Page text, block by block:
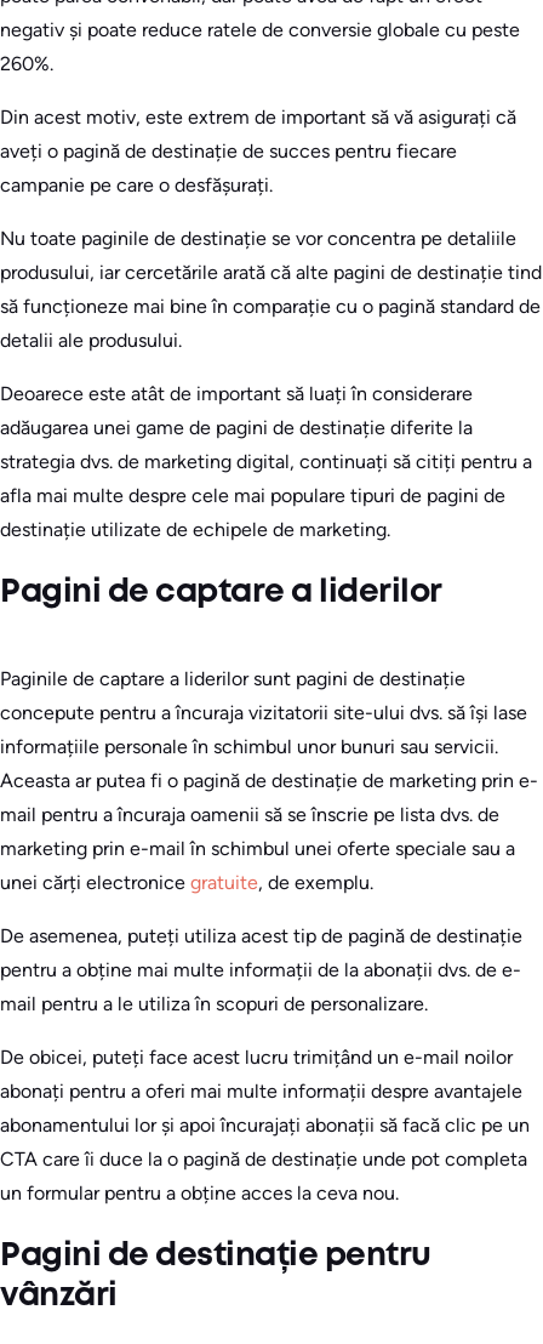
negativ și poate reduce ratele de conversie globale cu peste
260%.
Din acest motiv, este extrem de important să vă asigurați că
aveți o pagină de destinație de succes pentru fiecare
campanie pe care o desfășurați.
Nu toate paginile de destinație se vor concentra pe detaliile
produsului, iar cercetările arată că alte pagini de destinație tind
să funcționeze mai bine în comparație cu o pagină standard de
detalii ale produsului.
Deoarece este atât de important să luați în considerare
adăugarea unei game de pagini de destinație diferite la
strategia dvs. de marketing digital, continuați să citiți pentru a
afla mai multe despre cele mai populare tipuri de pagini de
destinație utilizate de echipele de marketing.
Pagini de captare a liderilor
Paginile de captare a liderilor sunt pagini de destinație
concepute pentru a încuraja vizitatorii site-ului dvs. să își lase
informațiile personale în schimbul unor bunuri sau servicii.
Aceasta ar putea fi o pagină de destinație de marketing prin e-
mail pentru a încuraja oamenii să se înscrie pe lista dvs. de
marketing prin e-mail în schimbul unei oferte speciale sau a
unei cărți electronice gratuite, de exemplu.
De asemenea, puteți utiliza acest tip de pagină de destinație
pentru a obține mai multe informații de la abonații dvs. de e-
mail pentru a le utiliza în scopuri de personalizare.
De obicei, puteți face acest lucru trimițând un e-mail noilor
abonați pentru a oferi mai multe informații despre avantajele
abonamentului lor și apoi încurajați abonații să facă clic pe un
CTA care îi duce la o pagină de destinație unde pot completa
un formular pentru a obține acces la ceva nou.
Pagini de destinație pentru
vânzări